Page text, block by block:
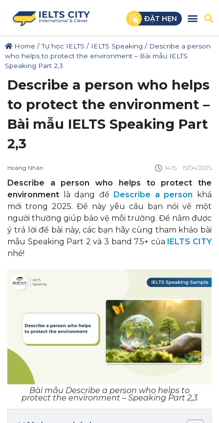
ĐẶT HẸN
Home /Tự học IELTS / IELTS Speaking / Describe a person
who helps to protect the environment – Bài mẫu IELTS
Speaking Part 2,3
Describe a person who helps
to protect the environment –
Bài mẫu IELTS Speaking Part
2,3
Hoàng Nhân 14:15 15/04/2025
Describe a person who helps to protect the
environment là dạng đề Describe a person
khá
mới trong 2025. Đề này yêu cầu bạn nói về một
người thường giúp bảo vệ môi trường. Để nắm được
ý trả lời đề bài này, các bạn hãy cùng tham khảo bài
mẫu Speaking Part 2 và 3 band 7.5+ của IELTS CITY
nhé!
Bài mẫu Describe a person who helps to
protect the environment – Speaking Part 2,3